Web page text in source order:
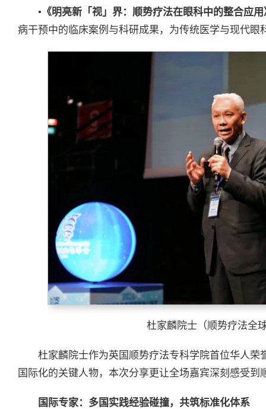
• 《明亮新「视」界：顺势疗法在眼科中的整合应用
病干预中的临床案例与科研成果，为传统医学与现代眼
杜家麟院士（顺势疗法全
杜家麟院士作为英国顺势疗法专科学院首位华人
国际化的关键人物，本次分享更让全场嘉宾深刻感受
国际专家：多国实践经验碰撞，共筑标准化体系